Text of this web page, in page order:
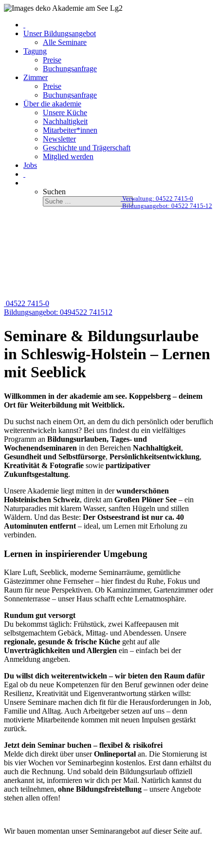
Unser Bildungsangebot
Alle Seminare
Tagung
Preise
Buchungsanfrage
Zimmer
Preise
Buchungsanfrage
Über die akademie
Unsere Küche
Nachhaltigkeit
Mitarbeiter*innen
Newsletter
Geschichte und Trägerschaft
Mitglied werden
Jobs
Suchen
Verwaltung: 04522 7415-0
Bildungsangebot: 04522 7415-12
04522 7415-0
Bildungsangebot: 0494522 741512
Seminare & Bildungsurlaube
in Schleswig-Holstein – Lernen
mit Seeblick
Willkommen in der akademie am see. Koppelsberg – deinem
Ort für Weiterbildung mit Weitblick.
Du suchst nach einem Ort, an dem du dich persönlich oder beruflich
weiterentwickeln kannst? Bei uns findest du ein vielfältiges
Programm an Bildungsurlauben, Tages- und
Wochenendseminaren in den Bereichen Nachhaltigkeit,
Gesundheit und Selbstfürsorge, Persönlichkeitsentwicklung,
Kreativität & Fotografie sowie partizipativer
Zukunftsgestaltung.
Unsere Akademie liegt mitten in derwunderschönen
Holsteinischen Schweiz, direkt am Großen Plöner See – ein
Naturparadies mit klarem Wasser, sanften Hügeln und stillen
Wäldern. Und das Beste: Der Ostseestrand ist nur ca. 40
Autominuten entfernt – ideal, um Lernen mit Erholung zu
verbinden.
Lernen in inspirierender Umgebung
Klare Luft, Seeblick, moderne Seminarräume, gemütliche
Gästezimmer ohne Fernseher – hier findest du Ruhe, Fokus und
Raum für neue Perspektiven. Ob Kaminzimmer, Gartenzimmer oder
Sonnenterrasse – unser Haus schafft echte Lernatmosphäre.
Rundum gut versorgt
Du bekommst täglich: Frühstück, zwei Kaffeepausen mit
selbstgemachtem Gebäck, Mittag- und Abendessen. Unsere
regionale, gesunde & frische Küche geht auf alle
Unverträglichkeiten und Allergien ein – einfach bei der
Anmeldung angeben.
Du willst dich weiterentwickeln – wir bieten den Raum dafür
Egal ob du neue Kompetenzen für den Beruf gewinnen oder deine
Resilienz, Kreativität und Eigenverantwortung stärken willst:
Unsere Seminare machen dich fit für die Herausforderungen in Job,
Familie und Alltag. Auch Arbeitgeber setzen auf uns – denn
motivierte Mitarbeitende kommen mit neuen Impulsen gestärkt
zurück.
Jetzt dein Seminar buchen – flexibel & risikofrei
Melde dich direkt über unserOnlineportal an. Die Stornierung ist
bis vier Wochen vor Seminarbeginn kostenlos. Erst dann erhältst du
auch die Rechnung. Und sobald dein Bildungsurlaub offiziell
anerkannt ist, informieren wir dich per Mail. Natürlich kannst du
auch teilnehmen, ohne Bildungsfreistellung – unsere Angebote
stehen allen offen!
Wir bauen momentan unser Seminarangebot auf dieser Seite auf.